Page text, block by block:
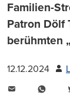
Familien-
Patron Dölf
berühmten
12.12.2024